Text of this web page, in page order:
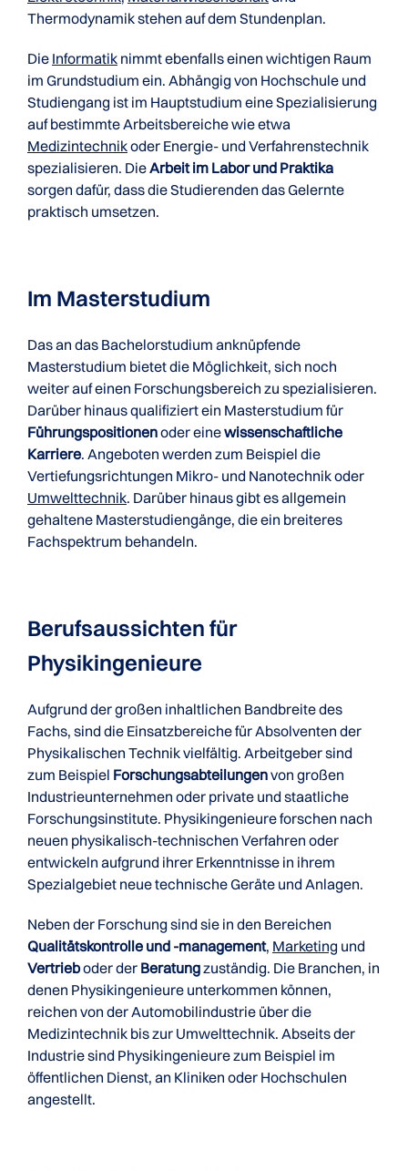
Thermodynamik stehen auf dem Stundenplan.
Die Informatik nimmt ebenfalls einen wichtigen Raum
im Grundstudium ein. Abhängig von Hochschule und
Studiengang ist im Hauptstudium eine Spezialisierung
auf bestimmte Arbeitsbereiche wie etwa
Medizintechnikoder Energie- und Verfahrenstechnik
spezialisieren. DieArbeit im Labor und Praktika
sorgen dafür, dass die Studierenden das Gelernte
praktisch umsetzen.
Im Masterstudium
Das an das Bachelorstudium anknüpfende
Masterstudium bietet die Möglichkeit, sich noch
weiter auf einen Forschungsbereich zu spezialisieren.
Darüber hinaus qualifiziert ein Masterstudium für
Führungspositionenoder einewissenschaftliche
Karriere. Angeboten werden zum Beispiel die
Vertiefungsrichtungen Mikro- und Nanotechnik oder
Umwelttechnik. Darüber hinaus gibt es allgemein
gehaltene Masterstudiengänge, die ein breiteres
Fachspektrum behandeln.
Berufsaussichten für
Physikingenieure
Aufgrund der großen inhaltlichen Bandbreite des
Fachs, sind die Einsatzbereiche für Absolventen der
Physikalischen Technik vielfältig. Arbeitgeber sind
zum Beispiel Forschungsabteilungenvon großen
Industrieunternehmen oder private und staatliche
Forschungsinstitute. Physikingenieure forschen nach
neuen physikalisch-technischen Verfahren oder
entwickeln aufgrund ihrer Erkenntnisse in ihrem
Spezialgebiet neue technische Geräte und Anlagen.
Neben der Forschung sind sie in den Bereichen
Qualitätskontrolle und -management, Marketing und
Vertrieboder der Beratungzuständig. Die Branchen, in
denen Physikingenieure unterkommen können,
reichen von der Automobilindustrie über die
Medizintechnik bis zur Umwelttechnik. Abseits der
Industrie sind Physikingenieure zum Beispiel im
öffentlichen Dienst, an Kliniken oder Hochschulen
angestellt.